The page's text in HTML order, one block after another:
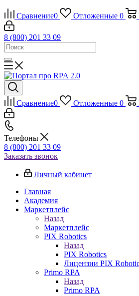
Сравнение0 Отложенные 0
8 (800) 201 33 09
Сравнение0 Отложенные 0
Телефоны
8 (800) 201 33 09
Заказать звонок
Личный кабинет
Главная
Академия
Маркетплейс
Назад
Маркетплейс
PIX Robotics
Назад
PIX Robotics
Лицензии PIX
Primo RPA
Назад
Primo RPA